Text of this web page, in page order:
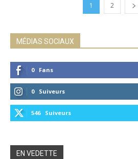
1 2
MÉDIAS SOCIAUX
0 Fans
0 Suiveurs
546 Suiveurs
EN VEDETTE